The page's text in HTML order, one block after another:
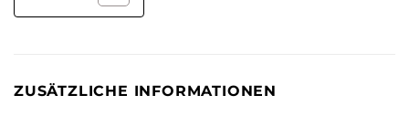
ZUSÄTZLICHE INFORMATIONEN